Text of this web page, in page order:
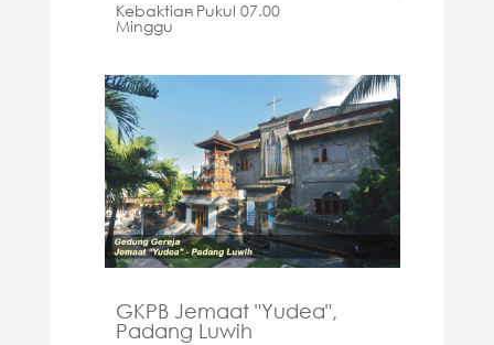
Kebaktian
Minggu
- Pukul 07.00
GKPB Jemaat "Yudea",
Padang Luwih